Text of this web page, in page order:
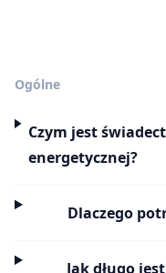
Ogólne
Czym jest
energetycznej?
Dlaczego
Jak długo